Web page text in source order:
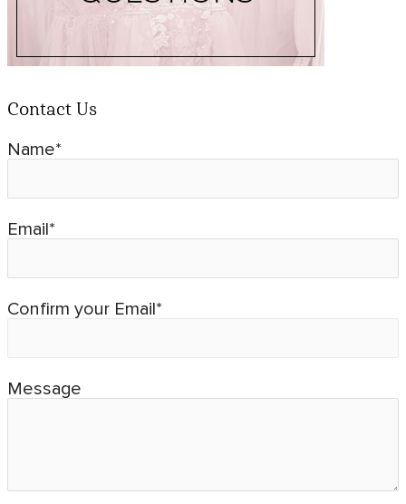
Contact Us
Name*
Email*
Confirm your Email*
Message